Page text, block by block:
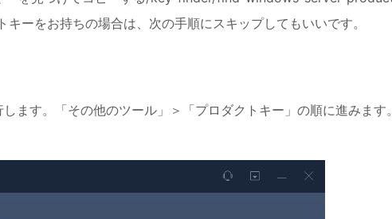
ーをお持ちの場合は、次の手順にスキップしてもいいです。
ます。「その他のツール」＞「プロダクトキー」の順に進みます